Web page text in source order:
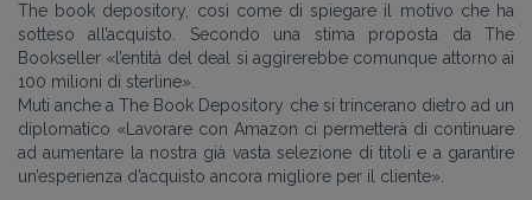
The book depository, così come di spiegare il motivo che ha
sotteso all’acquisto. Secondo una stima proposta da The
Bookseller «l’entità del deal si aggirerebbe comunque attorno ai
100 milioni di sterline».
Muti anche a The Book Depository che si trincerano dietro ad un
diplomatico «Lavorare con Amazon ci permetterà di continuare
ad aumentare la nostra già vasta selezione di titoli e a garantire
un’esperienza d’acquisto ancora migliore per il cliente».